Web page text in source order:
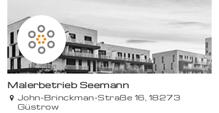
Premium
Malerbetrieb Seemann
John-Brinckman-Straße 16, 18273
Güstrow